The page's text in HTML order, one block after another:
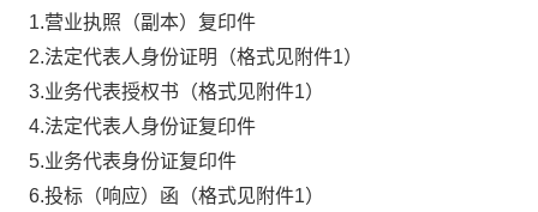
1.营业执照（副本）复印件
2.法定代表人身份证明（格式见附件1）
3.业务代表授权书（格式见附件1）
4.法定代表人身份证复印件
5.业务代表身份证复印件
6.投标（响应）函（格式见附件1）